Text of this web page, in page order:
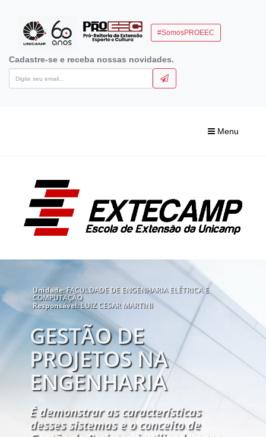
#SomosPROEEC
Cadastre-se e receba nossas novidades.
Menu
Unidade:FACULDADE DE ENGENHARIA ELÉTRICA E
COMPUTAÇÃO
Responsável:LUIZ CESAR MARTINI
GESTÃO DE
PROJETOS NA
ENGENHARIA
É demonstrar as características
desses sistemas e o conceito de